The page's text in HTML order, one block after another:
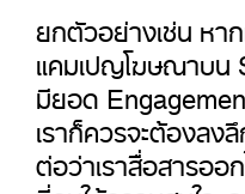
ยกตัวอย่างเช่น หา
แคมเปญโฆษณาบน
มียอด
เราก็ควรจะต้องลง
ต่อว่าเราสื่อสารออ